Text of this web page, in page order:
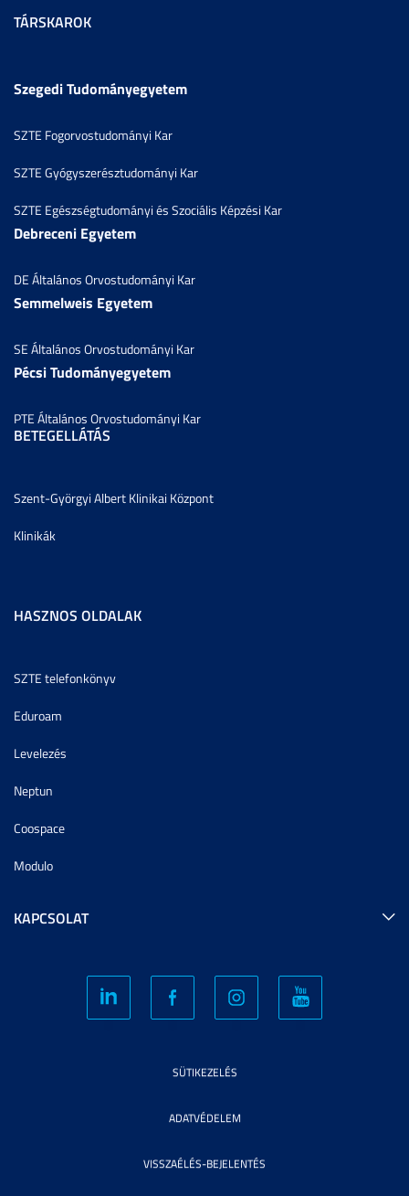
TÁRSKAROK
Szegedi Tudományegyetem
SZTE Fogorvostudományi Kar
SZTE Gyógyszerésztudományi Kar
SZTE Egészségtudományi és Szociális Képzési Kar
Debreceni Egyetem
DE Általános Orvostudományi Kar
Semmelweis Egyetem
SE Általános Orvostudományi Kar
Pécsi Tudományegyetem
PTE Általános Orvostudományi Kar
BETEGELLÁTÁS
Szent-Györgyi Albert Klinikai Központ
Klinikák
HASZNOS OLDALAK
SZTE telefonkönyv
Eduroam
Levelezés
Neptun
Coospace
Modulo
KAPCSOLAT
SÜTIKEZELÉS
ADATVÉDELEM
VISSZAÉLÉS-BEJELENTÉS